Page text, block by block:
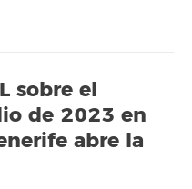
sobre el
de 2023 en
abre la